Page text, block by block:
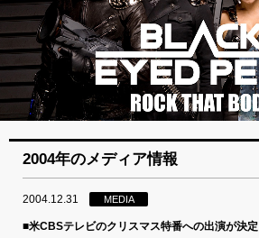
2004年のメディア情報
2004.12.31 MEDIA
■米CBSテレビのクリスマス特番への出演が決定